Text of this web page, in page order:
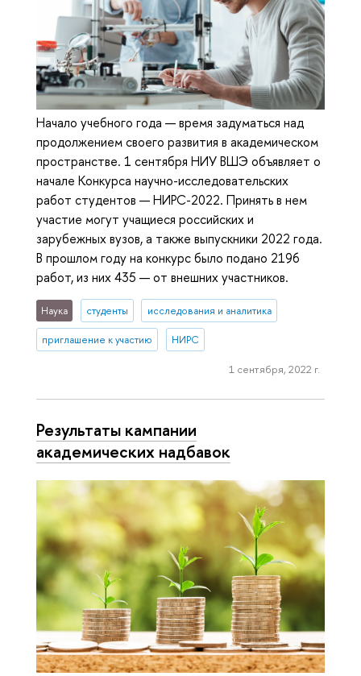
Начало учебного года — время задуматься над
продолжением своего развития в академическом
пространстве. 1 сентября НИУ ВШЭ объявляет о
начале Конкурса научно-исследовательских
работ студентов — НИРС-2022. Принять в нем
участие могут учащиеся российских и
зарубежных вузов, а также выпускники 2022 года.
В прошлом году на конкурс было подано 2196
работ, из них 435 — от внешних участников.
Наука студенты исследования и аналитика
приглашение к участию НИРС
1 сентября, 2022 г.
Результаты кампании
академических надбавок